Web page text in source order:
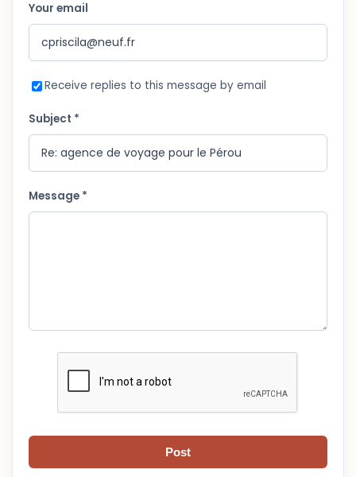
Your email
Receive replies to this message by email
Subject *
Message *
Post